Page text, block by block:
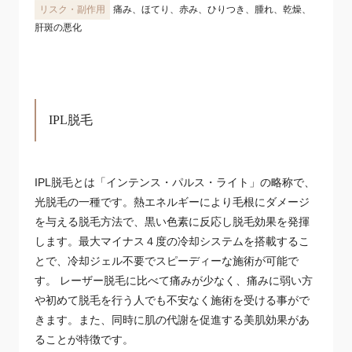
痛み、ほてり、赤み、ひりつき、腫れ、乾燥、
肝斑の悪化
IPL脱毛
IPL脱毛とは「インテンス・パルス・ライト」の略称で、
光脱毛の一種です。熱エネルギーにより毛根にダメージ
を与える脱毛方法で、黒い色素に反応し脱毛効果を発揮
します。最大マイナス４度の冷却システムを搭載するこ
とで、冷却ジェル不要でスピーディーな施術が可能で
す。 レーザー脱毛に比べて痛みが少なく、痛みに弱い方
や初めて脱毛を行う人でも不安なく施術を受ける事がで
きます。また、同時に肌の代謝を促進する美肌効果があ
ることが特徴です。